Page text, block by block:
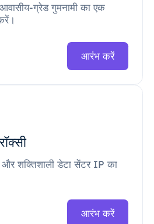
ग्रेड गुमनामी का एक
आरंभ करें
और शक्तिशाली डेटा सेंटर IP का
आरंभ करें